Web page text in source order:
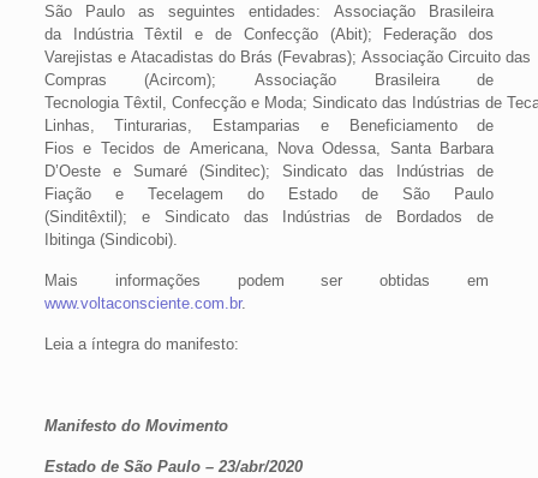
São Paulo as seguintes entidades: Associação Brasileira
da Indústria Têxtil e de Confecção (Abit); Federação dos
Varejistas e Atacadistas do Brás (Fevabras); Associação Circuito das
Compras (Acircom); Associação Brasileira de
Tecnologia Têxtil, Confecção e Moda; Sindicato das Indústrias de
Linhas, Tinturarias, Estamparias e Beneficiamento de
Fios e Tecidos de Americana, Nova Odessa, Santa Barbara
D’Oeste e Sumaré (Sinditec); Sindicato das Indústrias de
Fiação e Tecelagem do Estado de São Paulo
(Sinditêxtil); e Sindicato das Indústrias de Bordados de
Ibitinga (Sindicobi).
Mais informações podem ser obtidas em
www.voltaconsciente.com.br.
Leia a íntegra do manifesto:
Manifesto do Movimento
Estado de São Paulo – 23/abr/2020